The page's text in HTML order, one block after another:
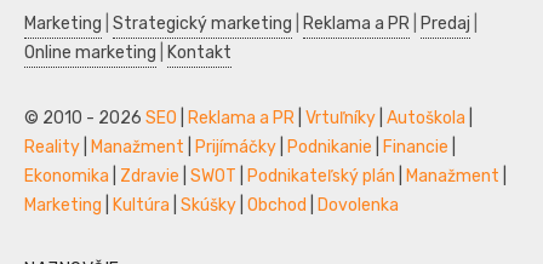
Marketing Strategický marketing Reklama a PR Predaj
Online marketing
Kontakt
© 2010 - 2026 SEO Reklama a PR Vrtuľníky Autoškola
Reality
Manažment Prijímáčky Podnikanie Financie
Ekonomika
Zdravie SWOT Podnikateľský plán Manažment
Marketing
Kultúra Skúšky Obchod Dovolenka